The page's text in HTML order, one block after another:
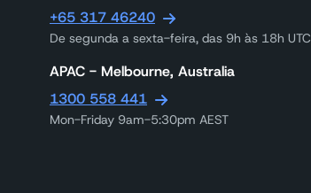
+65 317 46240
De segunda a sexta-feira, das 9h às 18h UTC
APAC - Melbourne, Australia
1300 558 441
Mon-Friday 9am-5:30pm AEST